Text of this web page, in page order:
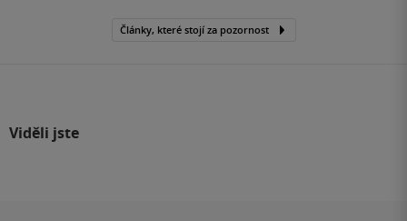
Články, které stojí za pozornost
Viděli jste